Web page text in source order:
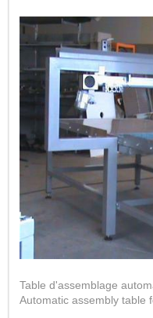
Table d'assemblage
Automatic assembly table